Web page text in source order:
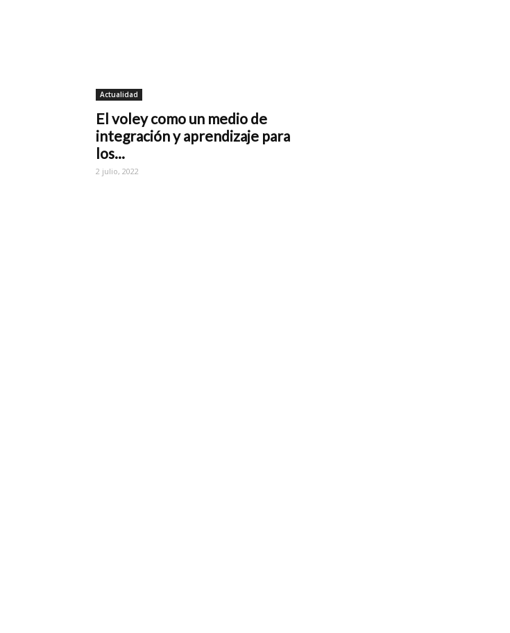
Actualidad
El voley como un medio de
integración y aprendizaje para
los...
2 julio, 2022